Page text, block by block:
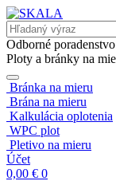
Odborné poradenstvo
Ploty a bránky na
Bránka na mieru
Brána na mieru
Kalkulácia oplotenia
WPC plot
Pletivo na mieru
Účet
0,00 € 0